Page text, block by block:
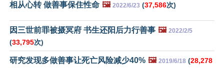
相从心转 做善事保住性命 🖼️ 2022/6/23 (37,586次)
因三世前罪被摄冥府 书生还阳后力行善事 🖼️ 2022/2/5
(33,795次)
研究发现多做善事让死亡风险减少40% 🖼️ 2019/6/18 (28,278